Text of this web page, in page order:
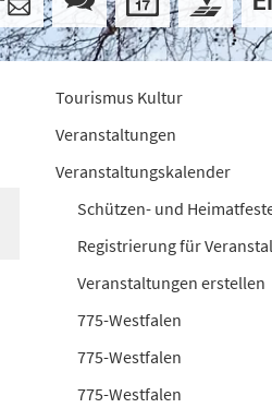
Tourismus Kultur
Veranstaltungen
Veranstaltungskalender
Schützen- und
Registrierung für
Veranstaltungen erstellen
775-Westfalen
775-Westfalen
775-Westfalen